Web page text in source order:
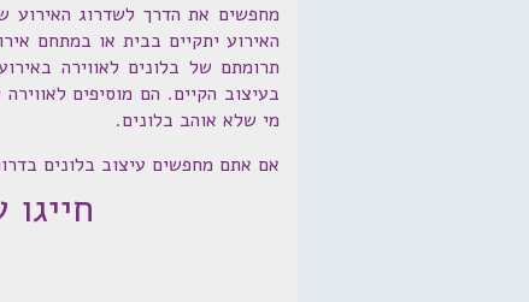
מחפשים את הדרך לשדרוג
האירוע יתקיים בבית או במתחם
תרומתם של בלונים לאווירה
בעיצוב הקיים. הם מוסיפים
מי שלא אוהב בלונים.
אם אתם מחפשים עיצוב בלונים בדרום
חייגו